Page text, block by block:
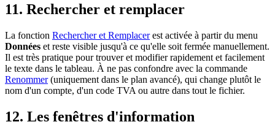
11. Rechercher et remplacer
La fonction Rechercher et Remplacerest activée à partir du menu
Données et reste visible jusqu'à ce qu'elle soit fermée manuellement.
Il est très pratique pour trouver et modifier rapidement et facilement
le texte dans le tableau. À ne pas confondre avec la commande
Renommer(uniquement dans le plan avancé), qui change plutôt le
nom d'un compte, d'un code TVA ou autre dans tout le fichier.
12. Les fenêtres d'information